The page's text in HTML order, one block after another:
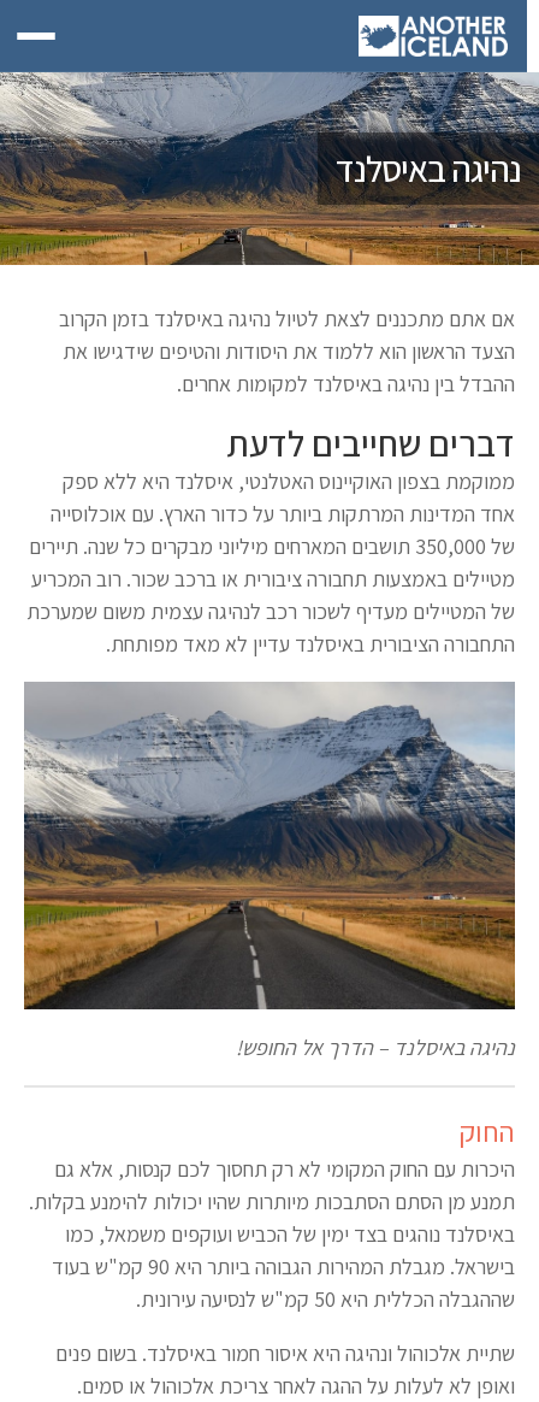
נהיגה באיסלנד
אם אתם מתכננים לצאת לטיול נהיגה באיסלנד בזמן הקרוב
הצעד הראשון הוא ללמוד את היסודות והטיפים שידגישו את
ההבדל בין נהיגה באיסלנד למקומות אחרים.
דברים שחייבים לדעת
ממוקמת בצפון האוקיינוס ​​האטלנטי, איסלנד היא ללא ספק
אחד המדינות המרתקות ביותר על כדור הארץ. עם אוכלוסייה
של 350,000 תושבים המארחים מיליוני מבקרים כל שנה. תיירים
מטיילים באמצעות תחבורה ציבורית או ברכב שכור. רוב המכריע
של המטיילים מעדיף לשכור רכב לנהיגה עצמית משום שמערכת
התחבורה הציבורית באיסלנד עדיין לא מאד מפותחת.
נהיגה באיסלנד – הדרך אל החופש!
החוק
היכרות עם החוק המקומי לא רק תחסוך לכם קנסות, אלא גם
תמנע מן הסתם הסתבכות מיותרות שהיו יכולות להימנע בקלות.
באיסלנד נוהגים בצד ימין של הכביש ועוקפים משמאל, כמו
בישראל. מגבלת המהירות הגבוהה ביותר היא 90 קמ"ש בעוד
שההגבלה הכללית היא 50 קמ"ש לנסיעה עירונית.
שתיית אלכוהול ונהיגה היא איסור חמור באיסלנד. בשום פנים
ואופן לא לעלות על ההגה לאחר צריכת אלכוהול או סמים.